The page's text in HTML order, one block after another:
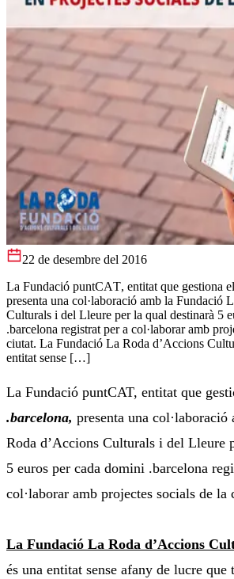
22 de desembre del 2016
La Fundació puntCAT, entitat que gestiona
presenta una col·laboració amb la Fundació
Culturals i del Lleure per la qual destinarà 5
.barcelona registrat per a col·laborar amb
ciutat. La Fundació La Roda d’Accions
entitat sense […]
La Fundació puntCAT, entitat que
.barcelona, presenta una
Roda d’Accions Culturals i del Lleure
5 euros per cada domini .barcelona
col·laborar amb projectes socials de la
La Fundació La Roda d’Accions
és una entitat sense afany de lucre que